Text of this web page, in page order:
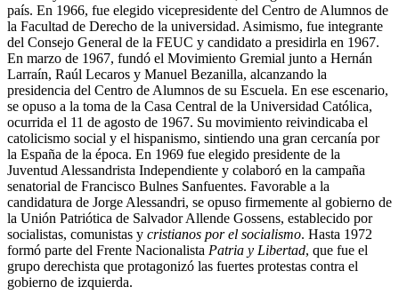
país. En 1966, fue elegido vicepresidente del Centro de Alumnos de
la Facultad de Derecho de la universidad. Asimismo, fue integrante
del Consejo General de la FEUC y candidato a presidirla en 1967.
En marzo de 1967, fundó el Movimiento Gremial junto a Hernán
Larraín, Raúl Lecaros y Manuel Bezanilla, alcanzando la
presidencia del Centro de Alumnos de su Escuela. En ese escenario,
se opuso a la toma de la Casa Central de la Universidad Católica,
ocurrida el 11 de agosto de 1967. Su movimiento reivindicaba el
catolicismo social y el hispanismo, sintiendo una gran cercanía por
la España de la época. En 1969 fue elegido presidente de la
Juventud Alessandrista Independiente y colaboró en la campaña
senatorial de Francisco Bulnes Sanfuentes. Favorable a la
candidatura de Jorge Alessandri, se opuso firmemente al gobierno de
la Unión Patriótica de Salvador Allende Gossens, establecido por
socialistas, comunistas y cristianos por el socialismo. Hasta 1972
formó parte del Frente Nacionalista Patria y Libertad, que fue el
grupo derechista que protagonizó las fuertes protestas contra el
gobierno de izquierda.